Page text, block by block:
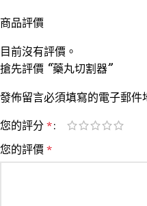
商品評價
目前沒有評價。
搶先評價 “藥丸切割器”
發佈留言必須填寫的電子郵件
您的評分 *
您的評價 *